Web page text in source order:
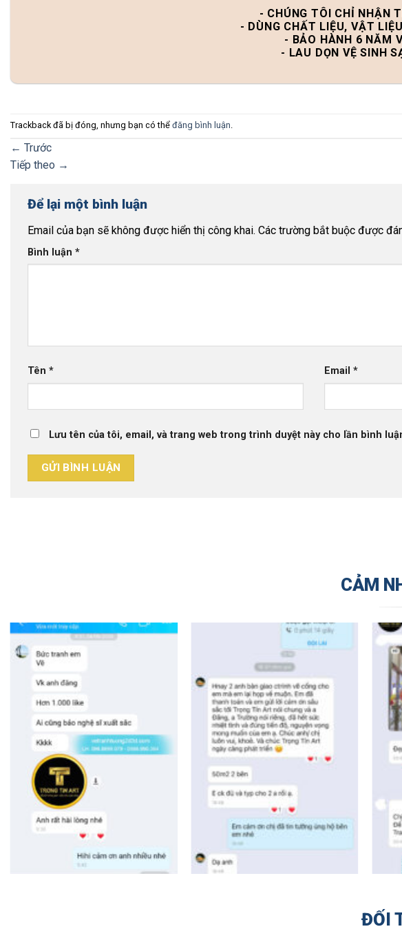
- CHÚNG TÔI CHỈ NHẬN
- DÙNG CHẤT LIỆU, VẬT
- BẢO HÀNH 6 NĂM
- LAU DỌN VỆ SINH
Trackback đã bị đóng, nhưng bạn có thể đăng bình luận.
← Trước
Tiếp theo →
Để lại một bình luận
Email của bạn sẽ không được hiển thị công khai. Các trường bắt buộc được
Bình luận *
Tên * Email*
Lưu tên của tôi, email, và trang web trong trình duyệt này cho lần bình
CẢM
ĐỐI